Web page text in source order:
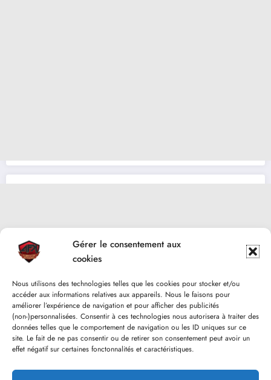
Gérer le consentement aux
cookies
Nous utilisons des technologies telles que les cookies pour stocker et/ou
accéder aux informations relatives aux appareils. Nous le faisons pour
améliorer l’expérience de navigation et pour afficher des publicités
(non-)personnalisées. Consentir à ces technologies nous autorisera à traiter des
données telles que le comportement de navigation ou les ID uniques sur ce
site. Le fait de ne pas consentir ou de retirer son consentement peut avoir un
effet négatif sur certaines fonctonnalités et caractéristiques.